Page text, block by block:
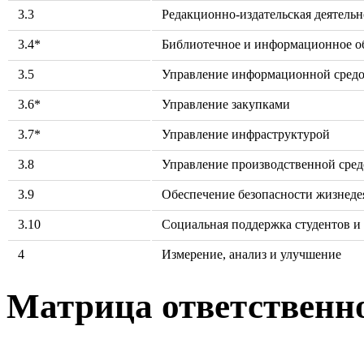
3.3 Редакционно-издательская
3.4* Библиотечное и информационное
3.5 Управление информационной
3.6* Управление закупками
3.7* Управление инфраструктурой
3.8 Управление производственной
3.9 Обеспечение безопасности
3.10 Социальная поддержка студентов и
4 Измерение, анализ и улучшение
Матрица